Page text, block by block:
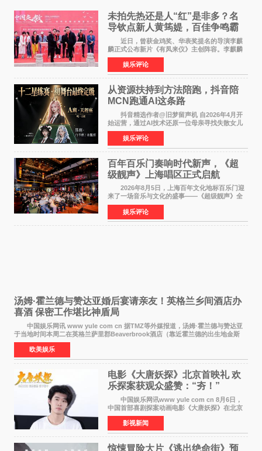
未拍先热还是人“红”是非多？名
导钦点新人黄筠媞，百佳争鸣霸
气回应
近日，曾获金鸡奖、华表奖提名的导演李麒
麟正式公布新片《有凤来仪》主创阵容。李麒麟
早年凭电影《华容道》获得金鸡奖、华表奖提
名，此后长期参与国内外电影制作，其担任制片
人参与的作品亦曾
娱乐评论
从资源扶持到方法陪跑，抖音陪
MCN跑通AI这条路
抖音精选作者@旧梦留声机 自2026年4月开
始运营，通过AI技术还原一位母亲寻找失散女儿
的故事，凭借强情感表达获得大量用户关注，发
布仅21小时便获得超1亿曝光、超1000万互动。
此后，账号持续沿
娱乐评论
百年百乐门奏响时代新声，《超
级靓声》上海唱区正式启航
2026年8月5日，上海百年文化地标百乐门迎
来了一场音乐与文化的盛事——《超级靓声》全
国励志音乐公益节目上海唱区新闻发布会暨启动
仪式在此隆重举行。各界领导、嘉宾与媒体朋友
齐聚一堂，共同
娱乐评论
汤姆·霍兰德与赞达亚婚后宴请亲友！英格兰乡间酒店办
喜酒 保密工作堪比神盾局
中国娱乐网讯 www yule com cn 据TMZ等外媒报道，汤姆·霍兰德与赞达亚
于当地时间本周二在英格兰萨里郡Beaverbrook酒店（靠近霍兰德的出生地金斯
顿）举办婚宴，邀请家人与朋友们喝喜酒，庆祝
欧美娱乐
电影《大唐妖探》北京首映礼 欢
乐探案获观众盛赞：“夯！”
中国娱乐网讯www yule com cn 8月6日，
中国首部喜剧探案动画电影《大唐妖探》在北京
举办电影首映礼。导演程腾、联合导演黄珉、总
制片人曹紫建、制片人李莹莹，配音导演张喆，
对白指导程寅，领
影视新闻
惊悚冒险大片《逃出绝命街》预